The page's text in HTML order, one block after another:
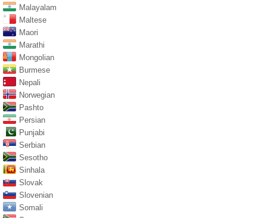
Malayalam
Maltese
Maori
Marathi
Mongolian
Burmese
Nepali
Norwegian
Pashto
Persian
Punjabi
Serbian
Sesotho
Sinhala
Slovak
Slovenian
Somali